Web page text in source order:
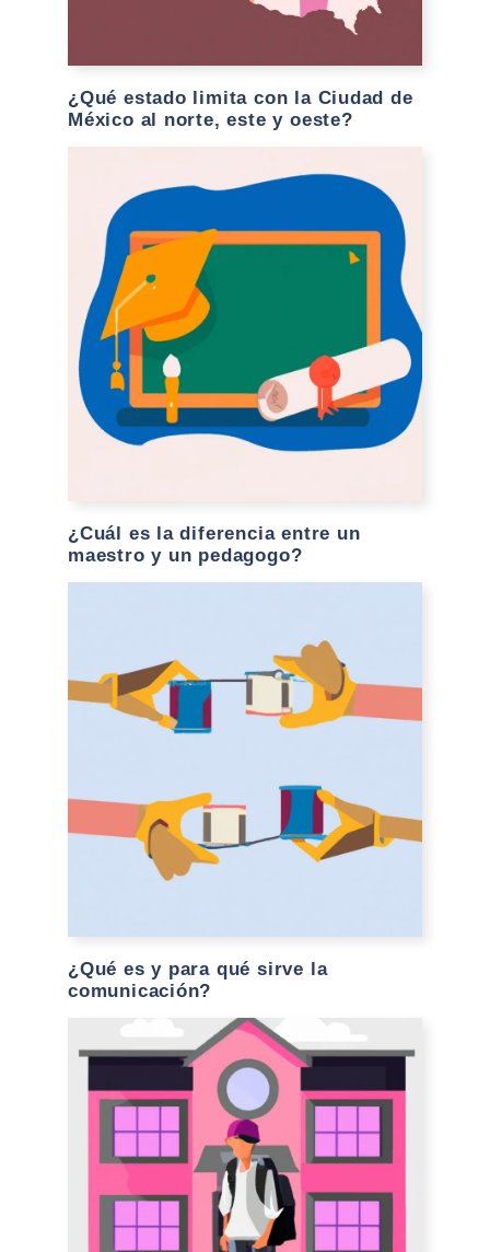
¿Qué estado limita con la Ciudad de
México al norte, este y oeste?
¿Cuál es la diferencia entre un
maestro y un pedagogo?
¿Qué es y para qué sirve la
comunicación?